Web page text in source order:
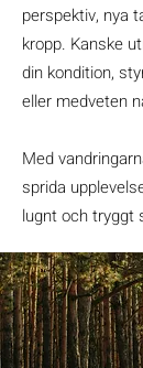
perspektiv, nya
kropp. Kanske
din kondition,
eller medveten
Med
sprida
lugnt och tryggt